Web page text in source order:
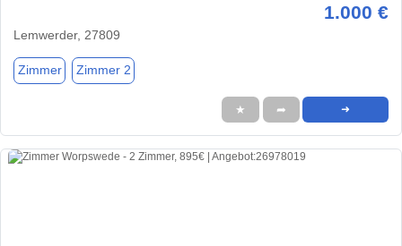
1.000 €
Lemwerder, 27809
Zimmer Zimmer 2
★ ➦ ➜